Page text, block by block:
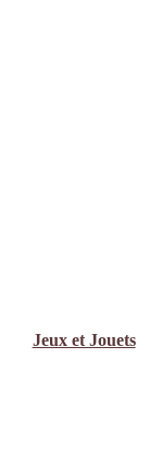
Jeux et Jouets